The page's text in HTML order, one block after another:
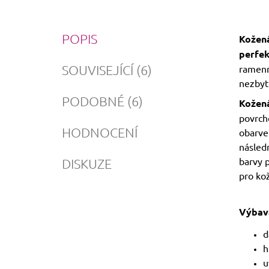
POPIS
SOUVISEJÍCÍ (6)
PODOBNÉ (6)
HODNOCENÍ
DISKUZE
barvy
pro